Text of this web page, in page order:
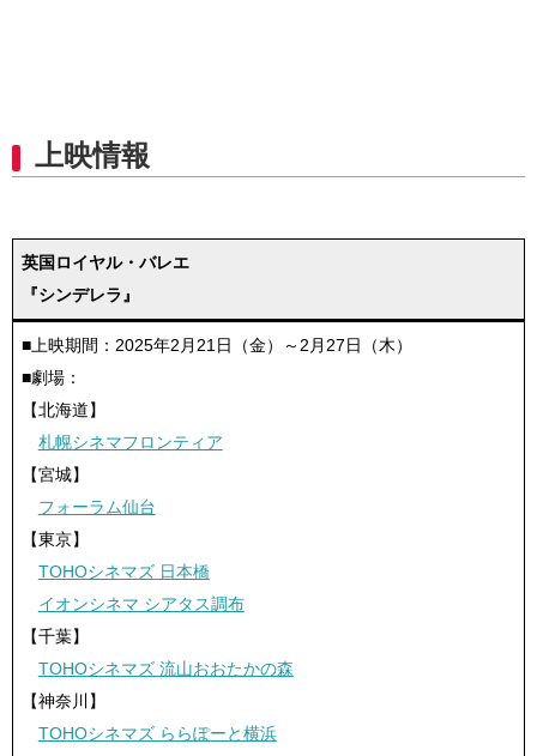
上映情報
英国ロイヤル・バレエ
『シンデレラ』
■上映期間：2025年2月21日（金）～2月27日（木）
■劇場：
【北海道】
札幌シネマフロンティア
【宮城】
フォーラム仙台
【東京】
TOHOシネマズ 日本橋
イオンシネマ シアタス調布
【千葉】
TOHOシネマズ 流山おおたかの森
【神奈川】
TOHOシネマズ ららぽーと横浜